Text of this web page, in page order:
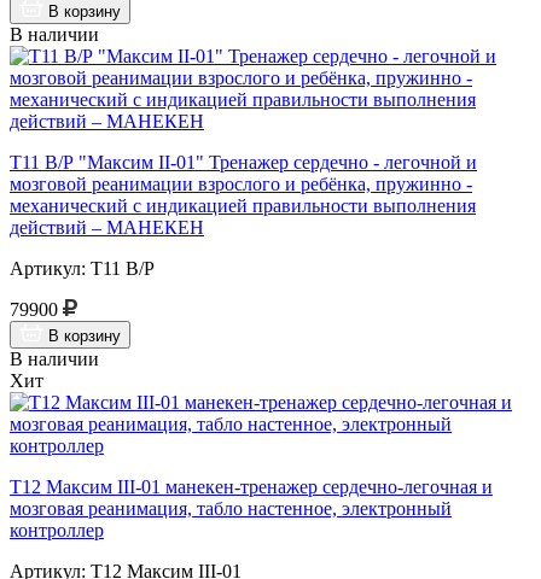
В корзину
В наличии
Т11 В/Р "Максим II-01" Тренажер сердечно - легочной и
мозговой реанимации взрослого и ребёнка, пружинно -
механический с индикацией правильности выполнения
действий – МАНЕКЕН
Артикул: Т11 В/Р
79900
В корзину
В наличии
Хит
Т12 Максим III-01 манекен-тренажер сердечно-легочная и
мозговая реанимация, табло настенное, электронный
контроллер
Артикул: Т12 Максим III-01